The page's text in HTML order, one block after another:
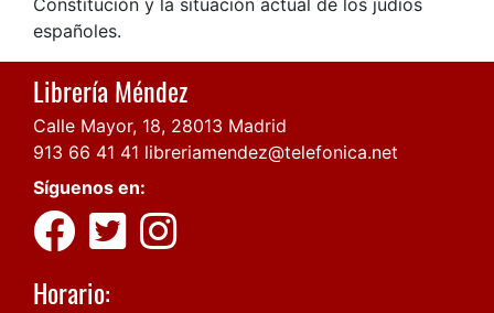
españoles.
Librería Méndez
Calle Mayor, 18, 28013 Madrid
913 66 41 41 libreriamendez@telefonica.net
Síguenos en:
Horario: